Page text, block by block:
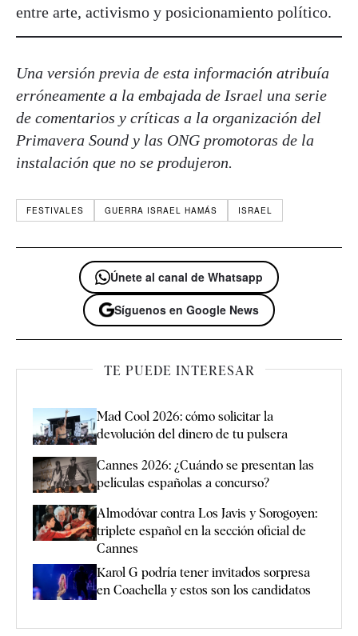
entre arte, activismo y posicionamiento político.
Una versión previa de esta información atribuía
erróneamente a la embajada de Israel una serie
de comentarios y críticas a la organización del
Primavera Sound y las ONG promotoras de la
instalación que no se produjeron.
FESTIVALES GUERRA ISRAEL HAMÁS ISRAEL
Únete al canal de Whatsapp
Síguenos en Google News
TE PUEDE INTERESAR
Mad Cool 2026: cómo solicitar la
devolución del dinero de tu pulsera
Cannes 2026: ¿Cuándo se presentan las
películas españolas a concurso?
Almodóvar contra Los Javis y Sorogoyen:
triplete español en la sección oficial de
Cannes
Karol G podría tener invitados sorpresa
en Coachella y estos son los candidatos